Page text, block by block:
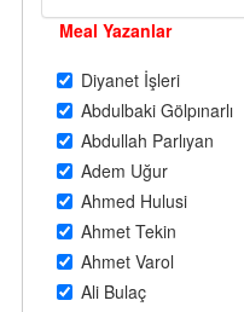
Meal Yazanlar
Diyanet İşleri
Abdulbaki Gölpınarlı
Abdullah Parlıyan
Adem Uğur
Ahmed Hulusi
Ahmet Tekin
Ahmet Varol
Ali Bulaç